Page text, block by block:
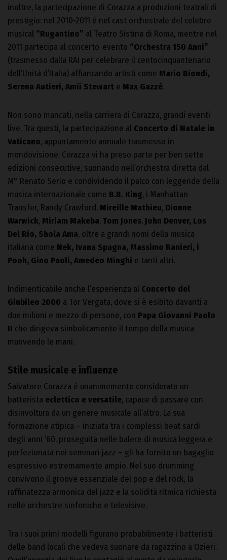
inoltre, la partecipazione di Corazza a produzioni teatrali di
prestigio: nel 2010-2011 è nel cast orchestrale del celebre
musical “Rugantino” al Teatro Sistina di Roma, mentre nel
2011 partecipa al concerto-evento “Orchestra 150 Anni”
(trasmesso dalla RAI per celebrare il centocinquantenario
dell’Unità d’Italia) affiancando artisti come Mario Biondi,
Serena Autieri, Amii Stewart e Max Gazzè.
Non sono mancati, nella carriera di Corazza, grandi eventi
live. Tra questi, la partecipazione al Concerto di Natale in
Vaticano, appuntamento annuale trasmesso in
mondovisione: Corazza vi ha preso parte per ben sette
edizioni consecutive, suonando nell’orchestra diretta dal
M° Renato Serio e condividendo il palco con leggende della
musica internazionale come B.B. King, i Manhattan
Transfer, Randy Crawford, Mireille Mathieu, Dionne
Warwick, Miriam Makeba, Tom Jones, John Denver, Los
Del Rio, Shola Ama, oltre a grandi nomi della musica
italiana come Nek, Ivana Spagna, Massimo Ranieri, i
Pooh, Gino Paoli, Amedeo Minghi e tanti altri.
Indimenticabile anche l’esperienza al Concerto del
Giubileo 2000 a Tor Vergata, dove si è esibito davanti a
due milioni e mezzo di persone, con Papa Giovanni Paolo
II che dirigeva simbolicamente il tempo della musica
muovendo le mani.
Stile musicale e influenze
Salvatore Corazza è unanimemente considerato un
batterista eclettico e versatile, capace di passare con
disinvoltura da un genere musicale all’altro. La sua
formazione atipica – iniziata tra i complessi beat sardi
degli anni ’60, proseguita nelle balere di musica leggera e
perfezionata nei seminari jazz – gli ha fornito un bagaglio
espressivo estremamente ampio. Nel suo drumming
convivono il groove essenziale del pop e del rock, la
raffinatezza armonica del jazz e la solidità ritmica richiesta
nelle orchestre sinfoniche e televisive.
Tra i suoi primi modelli figurano probabilmente i batteristi
delle band locali che vedeva suonare da ragazzino a Ozieri.